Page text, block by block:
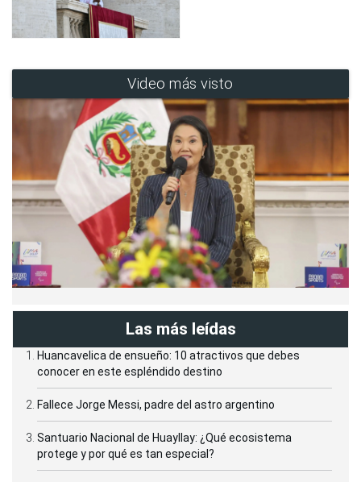
Video más visto
Las más leídas
Huancavelica de ensueño: 10 atractivos que debes
conocer en este espléndido destino
Fallece Jorge Messi, padre del astro argentino
Santuario Nacional de Huayllay: ¿Qué ecosistema
protege y por qué es tan especial?